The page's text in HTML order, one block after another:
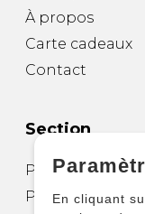
À propos
Carte cadeaux
Contact
Section
Partitions
Partitions
En cliquant